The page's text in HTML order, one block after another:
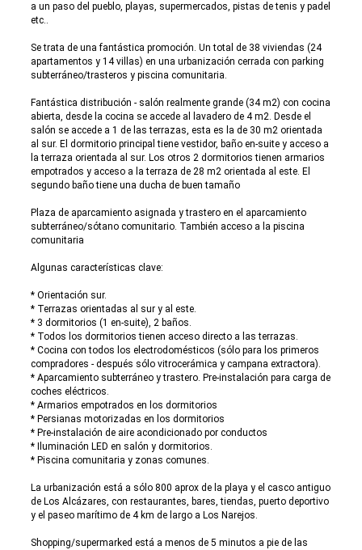
a un paso del pueblo, playas, supermercados, pistas de tenis y padel
etc..
Se trata de una fantástica promoción. Un total de 38 viviendas (24
apartamentos y 14 villas) en una urbanización cerrada con parking
subterráneo/trasteros y piscina comunitaria.
Fantástica distribución - salón realmente grande (34 m2) con cocina
abierta, desde la cocina se accede al lavadero de 4 m2. Desde el
salón se accede a 1 de las terrazas, esta es la de 30 m2 orientada
al sur. El dormitorio principal tiene vestidor, baño en-suite y acceso a
la terraza orientada al sur. Los otros 2 dormitorios tienen armarios
empotrados y acceso a la terraza de 28 m2 orientada al este. El
segundo baño tiene una ducha de buen tamaño
Plaza de aparcamiento asignada y trastero en el aparcamiento
subterráneo/sótano comunitario. También acceso a la piscina
comunitaria
Algunas características clave:
* Orientación sur.
* Terrazas orientadas al sur y al este.
* 3 dormitorios (1 en-suite), 2 baños.
* Todos los dormitorios tienen acceso directo a las terrazas.
* Cocina con todos los electrodomésticos (sólo para los primeros
compradores - después sólo vitrocerámica y campana extractora).
* Aparcamiento subterráneo y trastero. Pre-instalación para carga de
coches eléctricos.
* Armarios empotrados en los dormitorios
* Persianas motorizadas en los dormitorios
* Pre-instalación de aire acondicionado por conductos
* Iluminación LED en salón y dormitorios.
* Piscina comunitaria y zonas comunes.
La urbanización está a sólo 800 aprox de la playa y el casco antiguo
de Los Alcázares, con restaurantes, bares, tiendas, puerto deportivo
y el paseo marítimo de 4 km de largo a Los Narejos.
Shopping/supermarked está a menos de 5 minutos a pie de las